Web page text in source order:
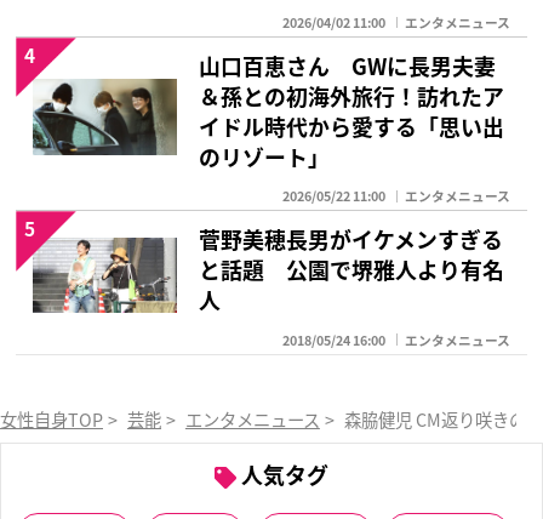
2026/04/02 11:00 エンタメニュース
山口百恵さん GWに長男夫妻
＆孫との初海外旅行！訪れたア
イドル時代から愛する「思い出
のリゾート」
2026/05/22 11:00 エンタメニュース
4
菅野美穂長男がイケメンすぎる
と話題 公園で堺雅人より有名
人
2018/05/24 16:00 エンタメニュース
5
女性自身TOP > 芸能 > エンタメニュース > 森脇健児 CM返り咲きの
人気タグ